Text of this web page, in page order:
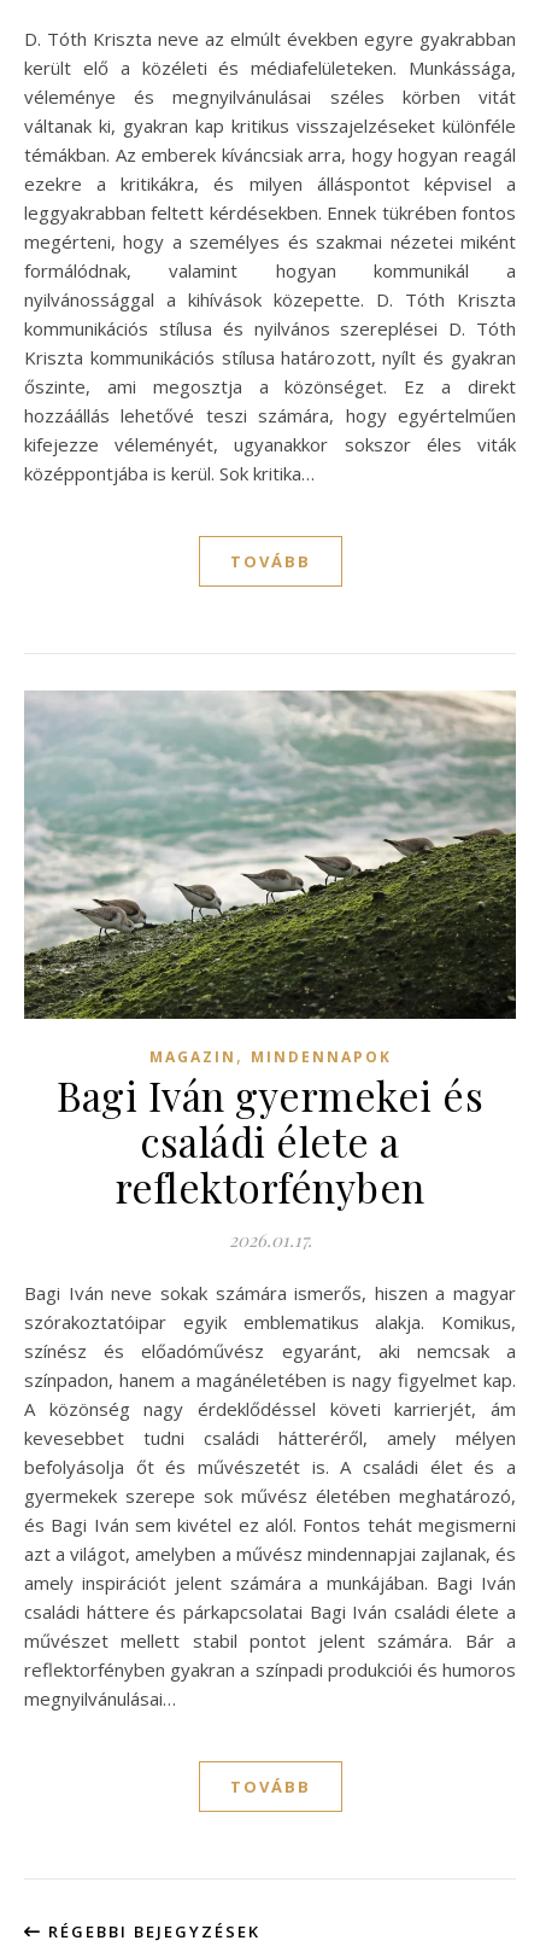
D. Tóth Kriszta neve az elmúlt években egyre gyakrabban
került elő a közéleti és médiafelületeken. Munkássága,
véleménye és megnyilvánulásai széles körben vitát
váltanak ki, gyakran kap kritikus visszajelzéseket különféle
témákban. Az emberek kíváncsiak arra, hogy hogyan reagál
ezekre a kritikákra, és milyen álláspontot képvisel a
leggyakrabban feltett kérdésekben. Ennek tükrében fontos
megérteni, hogy a személyes és szakmai nézetei miként
formálódnak, valamint hogyan kommunikál a
nyilvánossággal a kihívások közepette. D. Tóth Kriszta
kommunikációs stílusa és nyilvános szereplései D. Tóth
Kriszta kommunikációs stílusa határozott, nyílt és gyakran
őszinte, ami megosztja a közönséget. Ez a direkt
hozzáállás lehetővé teszi számára, hogy egyértelműen
kifejezze véleményét, ugyanakkor sokszor éles viták
középpontjába is kerül. Sok kritika…
TOVÁBB
MAGAZIN , MINDENNAPOK
Bagi Iván gyermekei és
családi élete a
reflektorfényben
2026.01.17.
Bagi Iván neve sokak számára ismerős, hiszen a magyar
szórakoztatóipar egyik emblematikus alakja. Komikus,
színész és előadóművész egyaránt, aki nemcsak a
színpadon, hanem a magánéletében is nagy figyelmet kap.
A közönség nagy érdeklődéssel követi karrierjét, ám
kevesebbet tudni családi hátteréről, amely mélyen
befolyásolja őt és művészetét is. A családi élet és a
gyermekek szerepe sok művész életében meghatározó,
és Bagi Iván sem kivétel ez alól. Fontos tehát megismerni
azt a világot, amelyben a művész mindennapjai zajlanak, és
amely inspirációt jelent számára a munkájában. Bagi Iván
családi háttere és párkapcsolatai Bagi Iván családi élete a
művészet mellett stabil pontot jelent számára. Bár a
reflektorfényben gyakran a színpadi produkciói és humoros
megnyilvánulásai…
TOVÁBB
RÉGEBBI BEJEGYZÉSEK